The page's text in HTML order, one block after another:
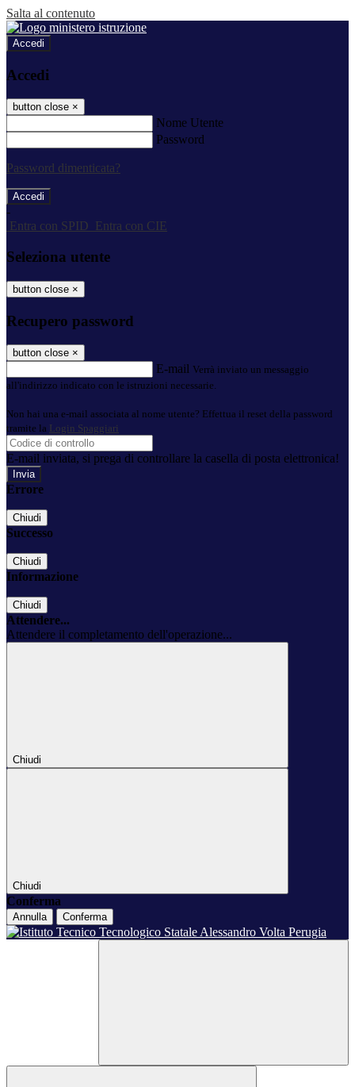
Salta al contenuto
Accedi
Accedi
button close ×
Nome Utente
Password
Password dimenticata?
-
Entra con SPID
Entra con CIE
Seleziona utente
button close ×
Recupero password
button close ×
E-mail Verrà inviato un messaggio
all'indirizzo indicato con le istruzioni necessarie.
Non hai una e-mail associata al nome utente? Effettua il reset della password
tramite la Login Spaggiari
E-mail inviata, si prega di controllare la casella di posta elettronica!
Errore
Chiudi
Successo
Chiudi
Informazione
Chiudi
Attendere...
Attendere il completamento dell'operazione...
Chiudi
Chiudi
Conferma
Annulla Conferma